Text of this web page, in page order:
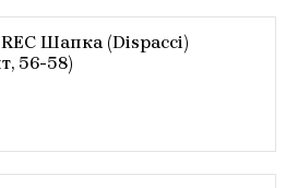
Шапка (Dispacci)
56-58)